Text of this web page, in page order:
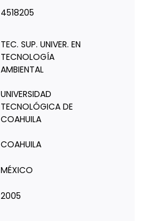
4518205
TEC. SUP. UNIVER. EN
TECNOLOGÍA
AMBIENTAL
UNIVERSIDAD
TECNOLÓGICA DE
COAHUILA
COAHUILA
MÉXICO
2005